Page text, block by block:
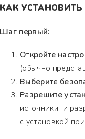
КАК
Шаг первый:
Откройте
(обычно
Выберите
Разрешите
источники" и
с установкой